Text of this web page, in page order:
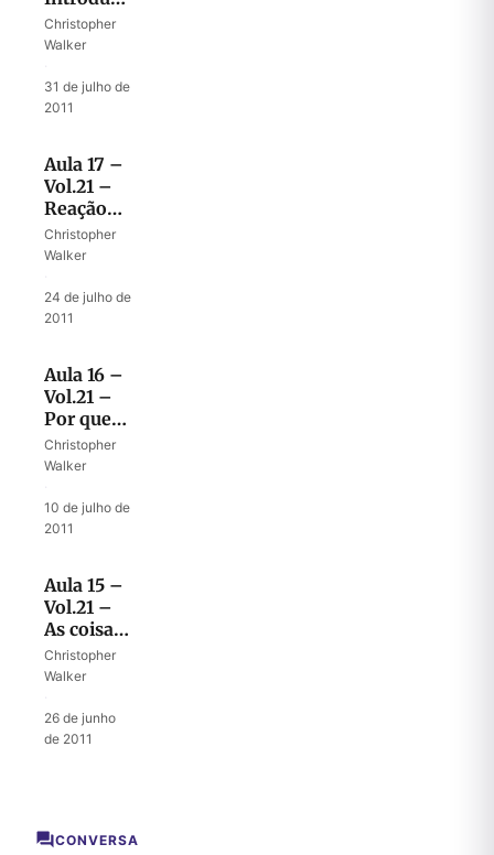
ao rei
Josafá
Christopher
Walker
31 de julho de
2011
Aula 17 –
Vol.21 –
Reação
errada do
rei Asa
Christopher
Walker
24 de julho de
2011
Aula 16 –
Vol.21 –
Por que
Asa não
confiou?
Christopher
Walker
10 de julho de
2011
Aula 15 –
Vol.21 –
As coisas
consagradas
Christopher
Walker
26 de junho
de 2011
CONVERSA